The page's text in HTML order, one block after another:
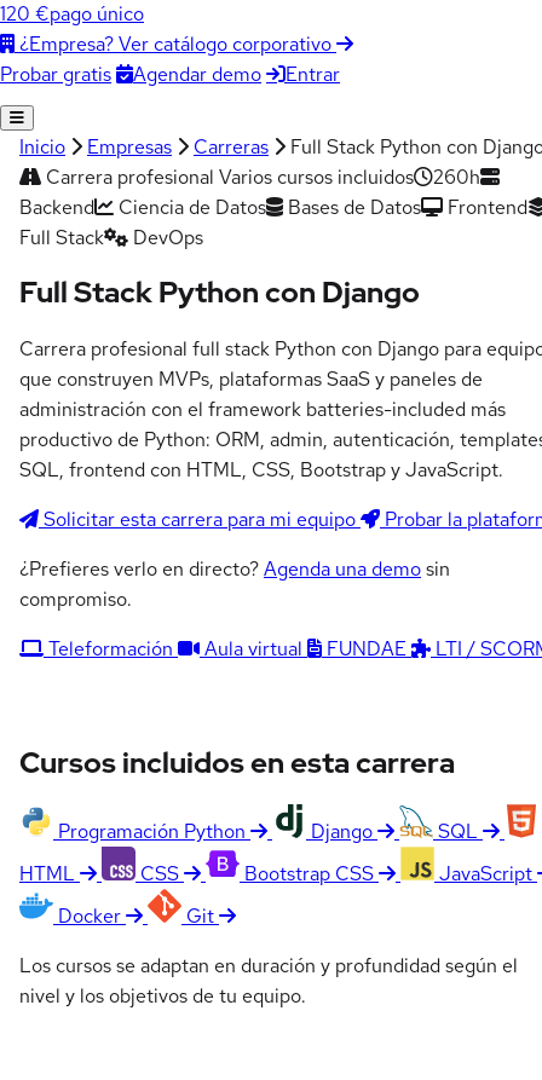
120 €pago único
¿Empresa? Ver catálogo corporativo
Probar gratis
Agendar demo Entrar
Inicio Empresas Carreras
Full Stack Python con
Carrera profesional Varios cursos incluidos
260h
Backend
Ciencia de Datos Bases de Datos
Frontend
Full Stack
DevOps
Full Stack Python con Django
Carrera profesional full stack Python con Django para
que construyen MVPs, plataformas SaaS y paneles de
administración con el framework batteries-included más
productivo de Python: ORM, admin, autenticación,
SQL, frontend con HTML, CSS, Bootstrap y JavaScript.
Solicitar esta carrera para mi equipo
Probar la
¿Prefieres verlo en directo?Agenda una demosin
compromiso.
Teleformación
Aula virtual FUNDAE LTI /
Cursos incluidos en esta carrera
Programación Python Django
SQL
HTML
CSS Bootstrap CSS
JavaScript
Docker
Git
Los cursos se adaptan en duración y profundidad según el
nivel y los objetivos de tu equipo.